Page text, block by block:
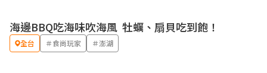
海邊BBQ吃海味吹海風 牡蠣、扇貝吃到飽！
全台 ＃食尚玩家 ＃澎湖